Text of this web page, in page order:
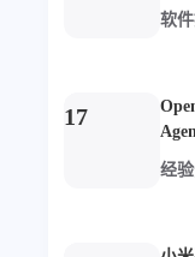
软
17
经